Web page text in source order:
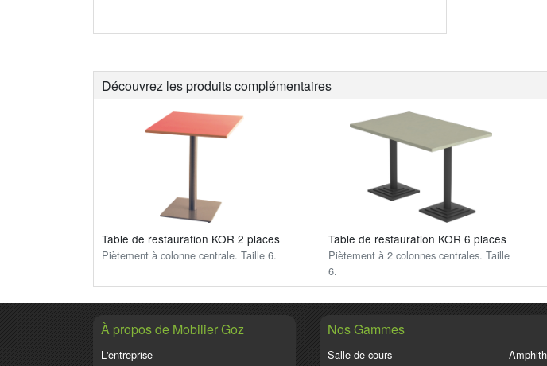
Découvrez les produits complémentaires
Table de restauration KOR 2 places
Piètement à colonne centrale. Taille 6.
Table de restauration KOR 6 places
Piètement à 2 colonnes centrales. Taille
6.
Nos Gammes
Salle de cours
À propos de Mobilier Goz
L'entreprise